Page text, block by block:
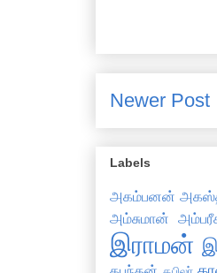
Newer Post
Labels
அகம்பனன்
அம்சுமான்
இராமன்